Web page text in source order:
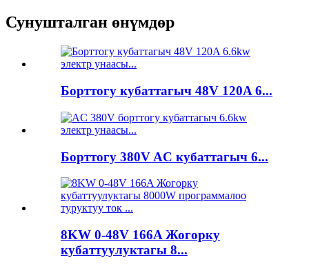
Сунушталган өнүмдөр
Борттогу кубаттагыч 48V 120A 6...
Борттогу 380V AC кубаттагыч 6...
8KW 0-48V 166A Жогорку
кубаттуулуктагы 8...